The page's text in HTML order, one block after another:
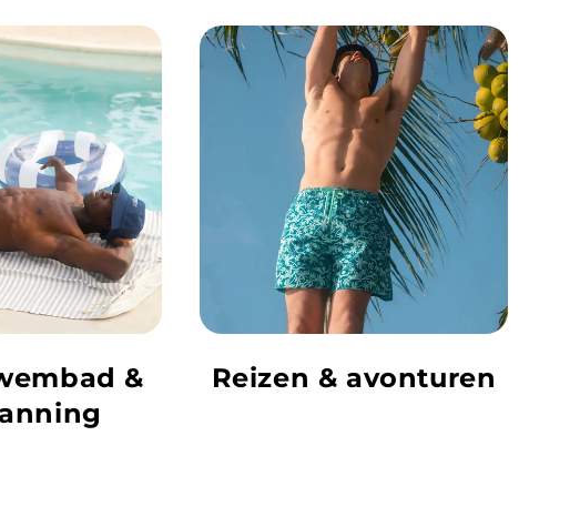
&
Reizen & avonturen